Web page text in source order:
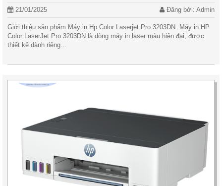
21/01/2025 Đăng bởi: Admin
Giới thiệu sản phẩm Máy in Hp Color Laserjet Pro 3203DN: Máy in HP
Color LaserJet Pro 3203DN là dòng máy in laser màu hiện đại, được
thiết kế dành riêng...